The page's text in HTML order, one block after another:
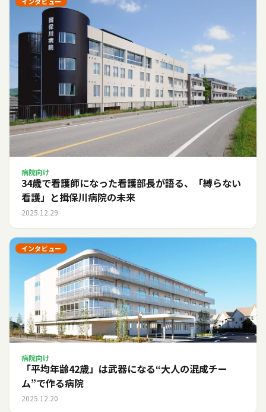
病院向け
34歳で看護師になった看護部長が語る、「縛らない
看護」と揖保川病院の未来
2025.12.29
インタビュー
病院向け
「平均年齢42歳」は武器になる――“大人の混成チー
ム”で作る病院
2025.12.20